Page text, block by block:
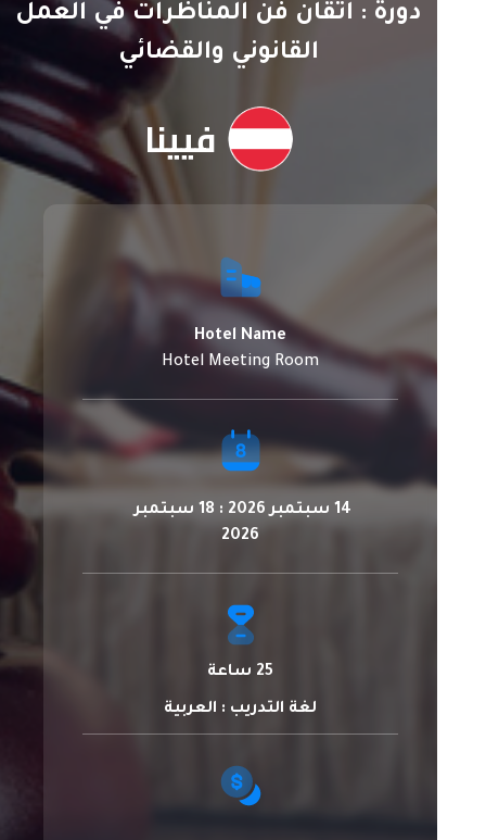
دورة : اتقان فن المناظرات في العمل
القانوني والقضائي
فيينا
Hotel Name
Hotel Meeting Room
14 سبتمبر 2026 : 18 سبتمبر
2026
25 ساعة
لغة التدريب : العربية